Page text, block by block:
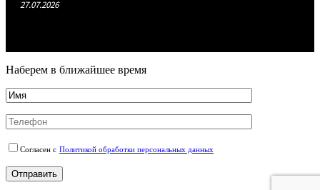
27.07.2026
Наберем в ближайшее время
Согласен с Политикой обработки персональных данных